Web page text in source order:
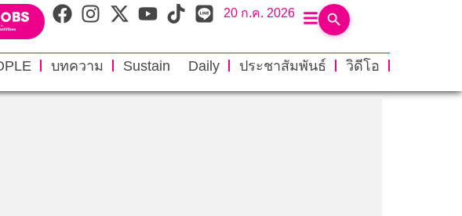
20 ก.ค. 2026
บทความ Sustain Daily ประชาสัมพันธ์
วิดีโอ